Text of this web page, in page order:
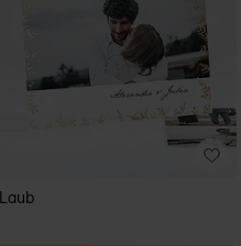
Laub